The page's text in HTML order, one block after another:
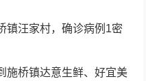
镇汪家村，确诊病例1密
施桥镇达意生鲜、好宜美